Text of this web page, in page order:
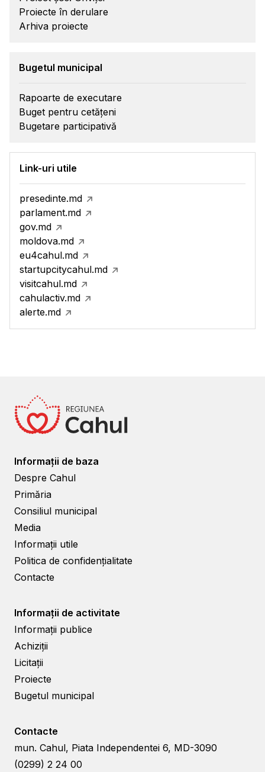
Proiecte în derulare
Arhiva proiecte
Bugetul municipal
Rapoarte de executare
Buget pentru cetățeni
Bugetare participativă
Link-uri utile
presedinte.md
parlament.md
gov.md
moldova.md
eu4cahul.md
startupcitycahul.md
visitcahul.md
cahulactiv.md
alerte.md
Informații de baza
Despre Cahul
Primăria
Consiliul municipal
Media
Informații utile
Politica de confidențialitate
Contacte
Informații de activitate
Informații publice
Achiziții
Licitații
Proiecte
Bugetul municipal
Contacte
mun. Cahul, Piata Independentei 6, MD-3090
(0299) 2 24 00